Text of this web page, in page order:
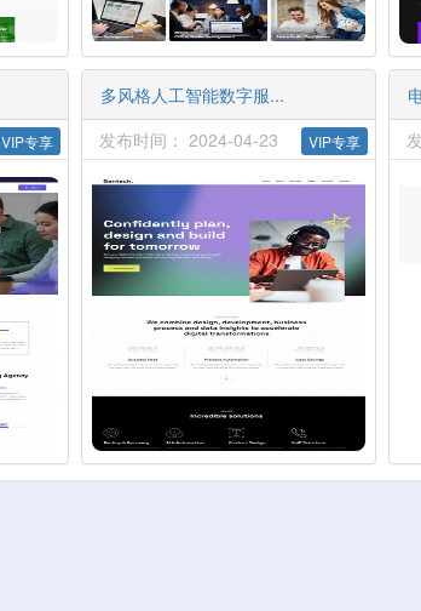
VIP专享
多风格人工智能数字服...
发布时间： 2024-04-23
VIP专享